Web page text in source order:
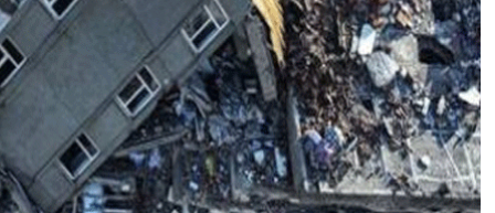
में
भू
कं
प
से
2
1
ह
जा
र